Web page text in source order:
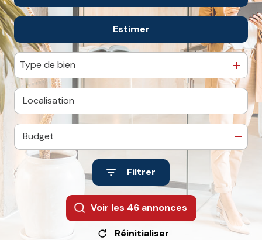
Contact
De l'immo pro
De l'immo pro
Estimer
Type de bien
Budget
Filtrer
Voir les 46annonces
Réinitialiser